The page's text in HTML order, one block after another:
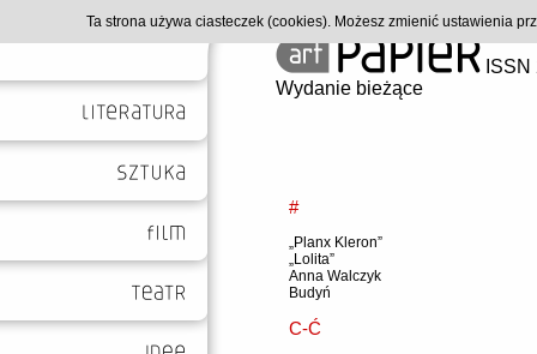
Wydanie bieżące
#
„Planx Kleron”
„Lolita”
Anna Walczyk
Budyń
C-Ć
Ta strona używa ciasteczek (cookies). Możesz zmienić ustawienia